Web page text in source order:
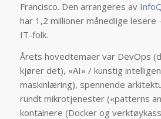
Francisco. Den arrangeres av
har 1,2 millioner månedlige lesere
IT-folk.
Årets hovedtemaer var DevOps
kjører det), «AI» / kunstig
maskinlæring), spennende
rundt mikrotjenester («patterns
kontainere (Docker og